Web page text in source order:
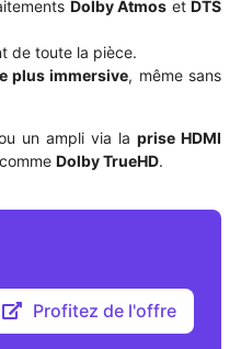
Dolby Atmos etDTS
de toute la pièce.
plus immersive, même sans
un ampli via laprise HDMI
Dolby TrueHD.
Profitez de l'offre